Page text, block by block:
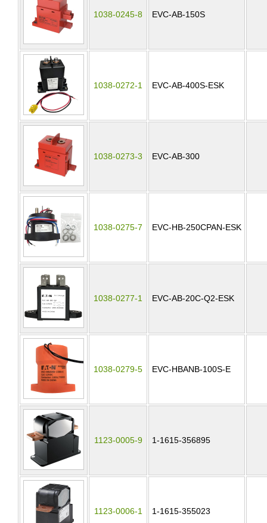
1038-0245-8 EVC-AB-150S
1038-0272-1 EVC-AB-400S-ESK
1038-0273-3 EVC-AB-300
1038-0275-7 EVC-HB-250CPAN-ESK
1038-0277-1 EVC-AB-20C-Q2-ESK
1038-0279-5 EVC-HBANB-100S-E
1123-0005-9 1-1615-356895
1123-0006-1 1-1615-355023